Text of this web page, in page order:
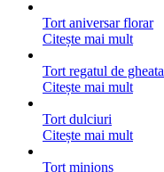
Tort aniversar florar
Citește mai mult
Tort regatul de gheata
Citește mai mult
Tort dulciuri
Citește mai mult
Tort minions